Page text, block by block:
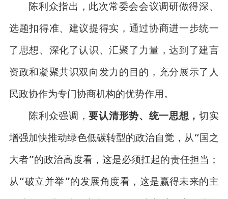
陈利众指出，此次常委会会议调研做得深、
选题扣得准、建议提得实，通过协商进一步统一
了思想、深化了认识、汇聚了力量，达到了建言
资政和凝聚共识双向发力的目的，充分展示了人
民政协作为专门协商机构的优势作用。
陈利众强调，要认清形势、统一思想，切实
增强加快推动绿色低碳转型的政治自觉，从“国之
大者”的政治高度看，这是必须扛起的责任担当；
从“破立并举”的发展角度看，这是赢得未来的主